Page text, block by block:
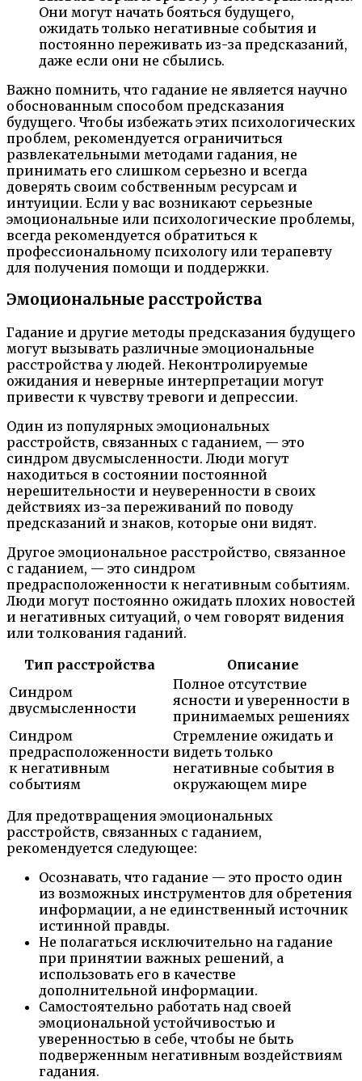
Они могут начать бояться будущего,
ожидать только негативные события и
постоянно переживать из-за предсказаний,
даже если они не сбылись.
Важно помнить, что гадание не является научно
обоснованным способом предсказания
будущего. Чтобы избежать этих психологических
проблем, рекомендуется ограничиться
развлекательными методами гадания, не
принимать его слишком серьезно и всегда
доверять своим собственным ресурсам и
интуиции. Если у вас возникают серьезные
эмоциональные или психологические проблемы,
всегда рекомендуется обратиться к
профессиональному психологу или терапевту
для получения помощи и поддержки.
Эмоциональные расстройства
Гадание и другие методы предсказания будущего
могут вызывать различные эмоциональные
расстройства у людей. Неконтролируемые
ожидания и неверные интерпретации могут
привести к чувству тревоги и депрессии.
Один из популярных эмоциональных
расстройств, связанных с гаданием, — это
синдром двусмысленности. Люди могут
находиться в состоянии постоянной
нерешительности и неуверенности в своих
действиях из-за переживаний по поводу
предсказаний и знаков, которые они видят.
Другое эмоциональное расстройство, связанное
с гаданием, — это синдром
предрасположенности к негативным событиям.
Люди могут постоянно ожидать плохих новостей
и негативных ситуаций, о чем говорят видения
или толкования гаданий.
Тип расстройства
Описание
Синдром
двусмысленности
Полное отсутствие
ясности и уверенности в
принимаемых решениях
Синдром
предрасположенности
к негативным
событиям
Стремление ожидать и
видеть только
негативные события в
окружающем мире
Для предотвращения эмоциональных
расстройств, связанных с гаданием,
рекомендуется следующее:
Осознавать, что гадание — это просто один
из возможных инструментов для обретения
информации, а не единственный источник
истинной правды.
Не полагаться исключительно на гадание
при принятии важных решений, а
использовать его в качестве
дополнительной информации.
Самостоятельно работать над своей
эмоциональной устойчивостью и
уверенностью в себе, чтобы не быть
подверженным негативным воздействиям
гадания.